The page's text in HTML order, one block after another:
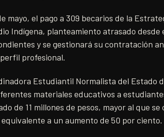
mayo, el pago a 309 becarios de la
Indígena, planteamiento atrasado
y se gestionará su contratación
profesional.
Estudiantil Normalista del Estado
materiales educativos a
de 11 millones de pesos, mayor al que se
a un aumento de 50 por ciento.